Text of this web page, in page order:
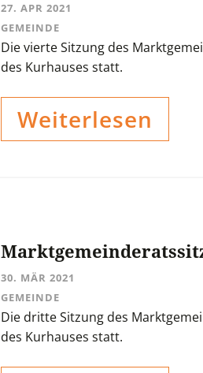
27. APR 2021
GEMEINDE
Die vierte Sitzung des
des Kurhauses statt.
Weiterlesen
30. MÄR 2021
GEMEINDE
Die dritte Sitzung des
des Kurhauses statt.